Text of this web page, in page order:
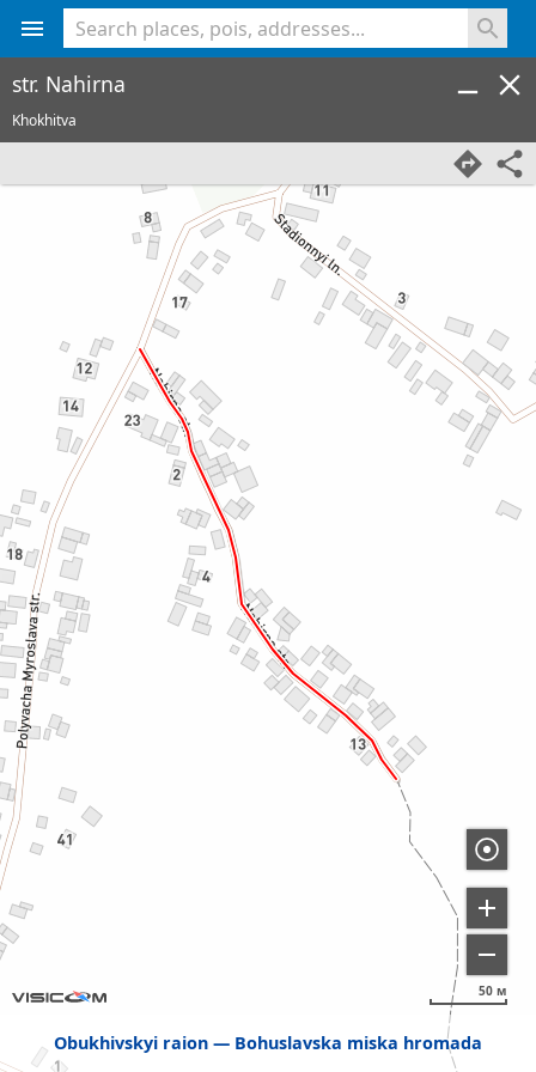
Obukhivskyi raion Bohuslavska miska hromada
50 м
str. Nahirna
Khokhitva
<% console.log(hcard) %>